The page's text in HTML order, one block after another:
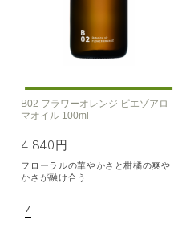
B02 フラワーオレンジ ピエゾアロ
マオイル 100ml
4,840円
フローラルの華やかさと柑橘の爽や
かさが融け合う